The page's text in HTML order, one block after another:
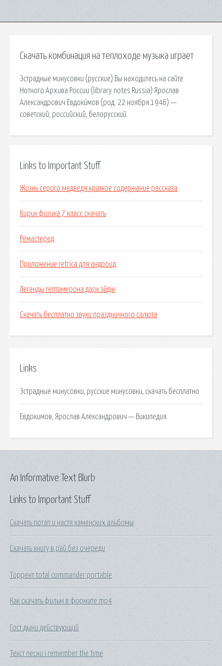
Скачать комбинация на теплоходе музыка играет
Эстрадные минусовки (русские) Вы находитесь на сайте
Нотного Архива России (library notes Russia) Ярослав
Александрович Евдоки́мов (род. 22 ноября 1946) —
советский, российский, белорусский.
Links to Important Stuff
Жизнь серого медведя краткое содержание рассказа
Кирик физика 7 класс скачать
Ремастеред
Приложение retrica для андроид
Легенды гептамерона дарк эйдж
Скачать бесплатно звуки праздничного салюта
Links
Эстрадные минусовки, русские минусовки, скачать бесплатно.
Евдокимов, Ярослав Александрович — Википедия.
Links to Important Stuff
Скачать потап и настя каменских альбомы
Скачать книгу в рай без очереди
Торрент total commander portable
Как скачать фильм в формате mp4
Гост дыни действующий
Текст песни i remember the time
An Informative Text Blurb